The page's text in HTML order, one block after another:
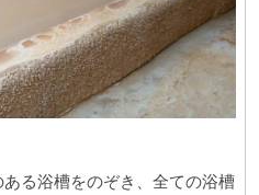
る浴槽をのぞき、全ての浴槽